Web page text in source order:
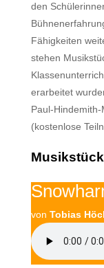
den
Fähigkeiten
stehen
erarbeitet
Paul-
(kostenlose
von Tobias